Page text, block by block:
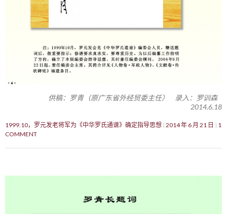
供稿：罗青（原广东省外经贸委主任） 录入：罗训森
2014.6.18
1999.10，罗元发老将军为《中华罗氏通谱》确定指导思想 2014 年 6 月 21 日
1
COMMENT